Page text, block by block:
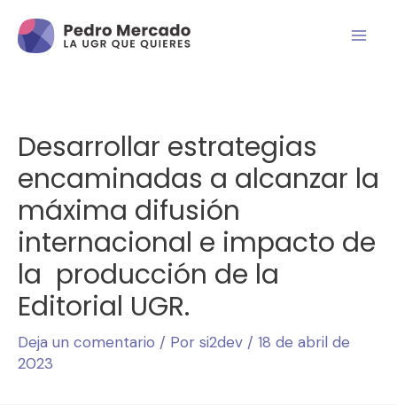
Desarrollar estrategias
encaminadas a alcanzar la
máxima difusión
internacional e impacto de
la producción de la
Editorial UGR.
Deja un comentario / Por si2dev / 18 de abril de
2023